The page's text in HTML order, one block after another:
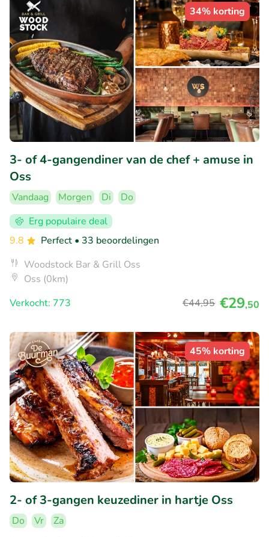
34% korting
3- of 4-gangendiner van de chef + amuse in
Oss
Vandaag Morgen Di
Do
Erg populaire deal
9.8
Perfect • 33 beoordelingen
Woodstock Bar & Grill Oss
Oss (0km)
Verkocht: 773
€44,95 €29,50
45% korting
2- of 3-gangen keuzediner in hartje Oss
Do Vr
Za